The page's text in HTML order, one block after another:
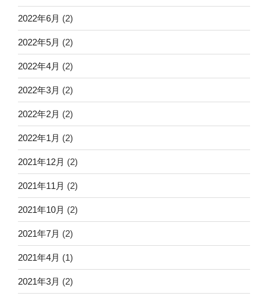
2022年6月 (2)
2022年5月 (2)
2022年4月 (2)
2022年3月 (2)
2022年2月 (2)
2022年1月 (2)
2021年12月 (2)
2021年11月 (2)
2021年10月 (2)
2021年7月 (2)
2021年4月 (1)
2021年3月 (2)